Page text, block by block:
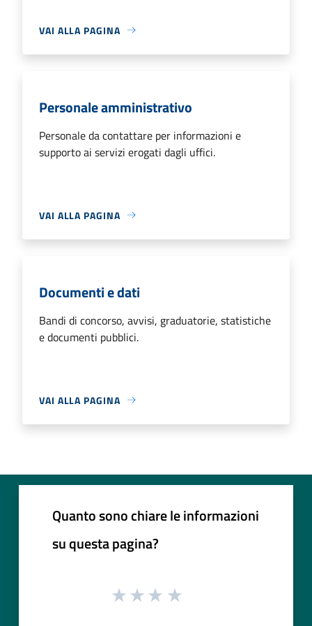
VAI ALLA PAGINA
Personale amministrativo
Personale da contattare per informazioni e
supporto ai servizi erogati dagli uffici.
VAI ALLA PAGINA
Documenti e dati
Bandi di concorso, avvisi, graduatorie, statistiche
e documenti pubblici.
VAI ALLA PAGINA
Quanto sono chiare le informazioni
su questa pagina?